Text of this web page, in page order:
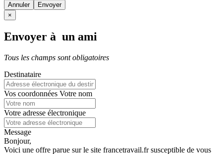
Annuler
×
Envoyer à un ami
Tous les champs sont obligatoires
Destinataire
Vos coordonnées Votre nom
Votre adresse électronique
Message
Bonjour,
Voici une offre parue sur le site francetravail.fr susceptible de vous